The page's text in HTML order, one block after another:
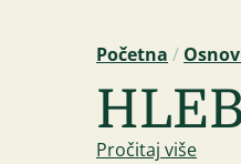
Početna /
Pročitaj više